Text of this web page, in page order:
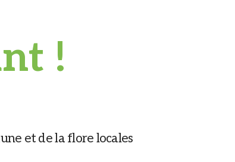
!
et de la flore locales